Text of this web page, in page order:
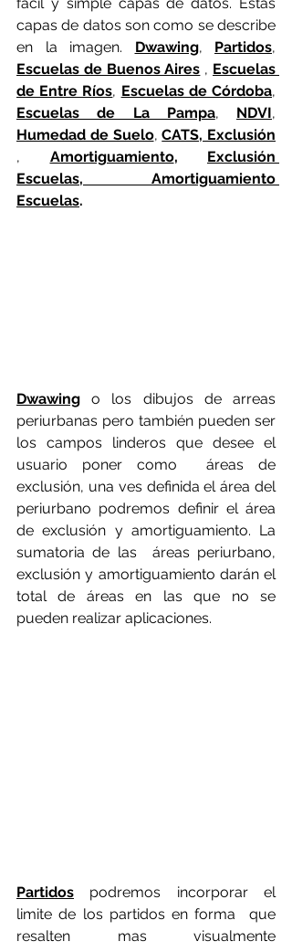
fácil y simple capas de datos. Estas
capas de datos son como se describe
en la imagen. Dwawing, Partidos
Escuelas de Buenos Aires , Escuelas
de Entre Ríos, Escuelas de Córdoba
Escuelas de La Pampa, NDVI
Humedad de Suelo, CATS, Exclusión
, Amortiguamiento, Exclusión
Escuelas, Amortiguamiento
Escuelas.
Dwawing o los dibujos de arreas
periurbanas pero también pueden ser
los campos linderos que desee el
usuario poner como  áreas de
exclusión, una ves definida el área del
periurbano podremos definir el área
de exclusión y amortiguamiento. La
sumatoria de las  áreas periurbano,
exclusión y amortiguamiento darán el
total de áreas en las que no se
pueden realizar aplicaciones.
Partidos podremos incorporar el
limite de los partidos en forma  que
resalten mas visualmente